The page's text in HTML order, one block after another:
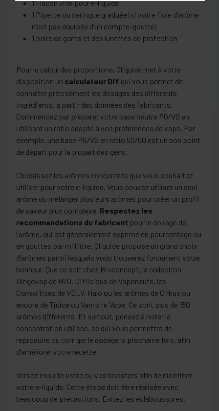
1 Flacon vide pour e-liquide
1 Pipette ou seringue graduée (si votre fiole d’arôme
n’est pas équipée d’un compte-goutte)
1 paire de gants et des lunettes de protection
Pour le calcul des proportions, Oliquide met à votre
disposition un calculateur DIY qui vous permet de
connaître précisément les dosages des différents
ingrédients, à partir des données des fabricants.
Commencez par préparer votre base neutre PG/VG en
utilisant un ratio adapté à vos préférences de vape. Par
exemple, une base PG/VG en ratio 50/50 est un bon point
de départ pour la plupart des gens.
Choisissez les arômes concentrés que vous souhaitez
utiliser pour votre e-liquide. Vous pouvez utiliser un seul
arôme ou mélanger plusieurs arômes pour créer un profil
de saveur plus complexe. Respectez les
recommandations du fabricant pour le dosage de
l’arôme, qui est généralement exprimé en pourcentage ou
en gouttes par millilitre. Oliquide propose un grand choix
d’arômes parmi lesquels vous trouverez forcément votre
bonheur. Que ce soit chez Bioconcept, la collection
Dingovap de H2O, DIYlicious de Vaponaute, les
Convoitises de VDLV, Halo ou les arômes de Cirkus ou
encore de Tjuice ou Vampire Vape. Ce sont plus de 150
arômes différents. Et surtout, pensez à noter la
concentration utilisée, ce qui vous permettra de
reproduire ou corriger le dosage la prochaine fois, afin
d’améliorer votre recette.
Versez ensuite votre ou vos boosters afin de nicotiner
votre e-liquide. Cette étape doit être réalisée avec
beaucoup de précautions. Évitez les éclaboussures.